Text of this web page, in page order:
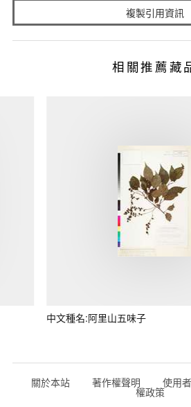
複製引用資訊
相關推薦藏
中文種名:阿里山五味子
關於本站 著作權聲明 使用
權政策